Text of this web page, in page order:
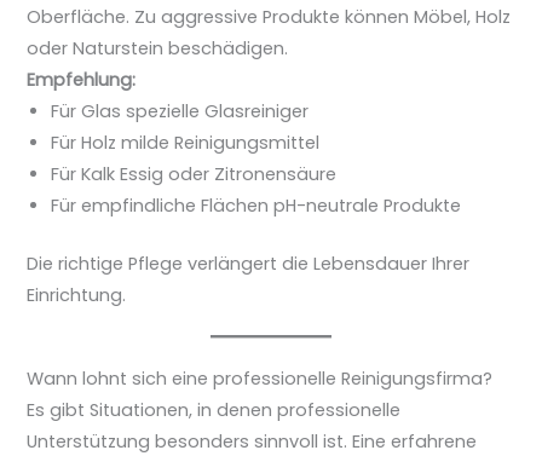
Oberfläche. Zu aggressive Produkte können Möbel, Holz
oder Naturstein beschädigen.
Empfehlung:
Für Glas spezielle Glasreiniger
Für Holz milde Reinigungsmittel
Für Kalk Essig oder Zitronensäure
Für empfindliche Flächen pH-neutrale Produkte
Die richtige Pflege verlängert die Lebensdauer Ihrer
Einrichtung.
Wann lohnt sich eine professionelle Reinigungsfirma?
Es gibt Situationen, in denen professionelle
Unterstützung besonders sinnvoll ist. Eine erfahrene